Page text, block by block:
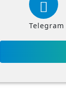
Telegram